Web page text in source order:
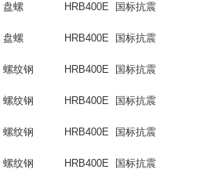
盘螺 HRB400E 国标抗震
盘螺 HRB400E 国标抗震
螺纹钢 HRB400E 国标抗震
螺纹钢 HRB400E 国标抗震
螺纹钢 HRB400E 国标抗震
螺纹钢 HRB400E 国标抗震